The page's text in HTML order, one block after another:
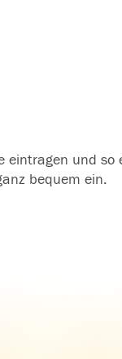
eintragen und so
bequem ein.